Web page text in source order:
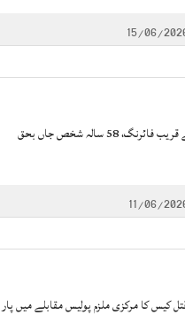
15/06/
58 سالہ شخص جاں بحق
11/06/
کیس کا مرکزی ملزم پولیس مقابلے میں پار